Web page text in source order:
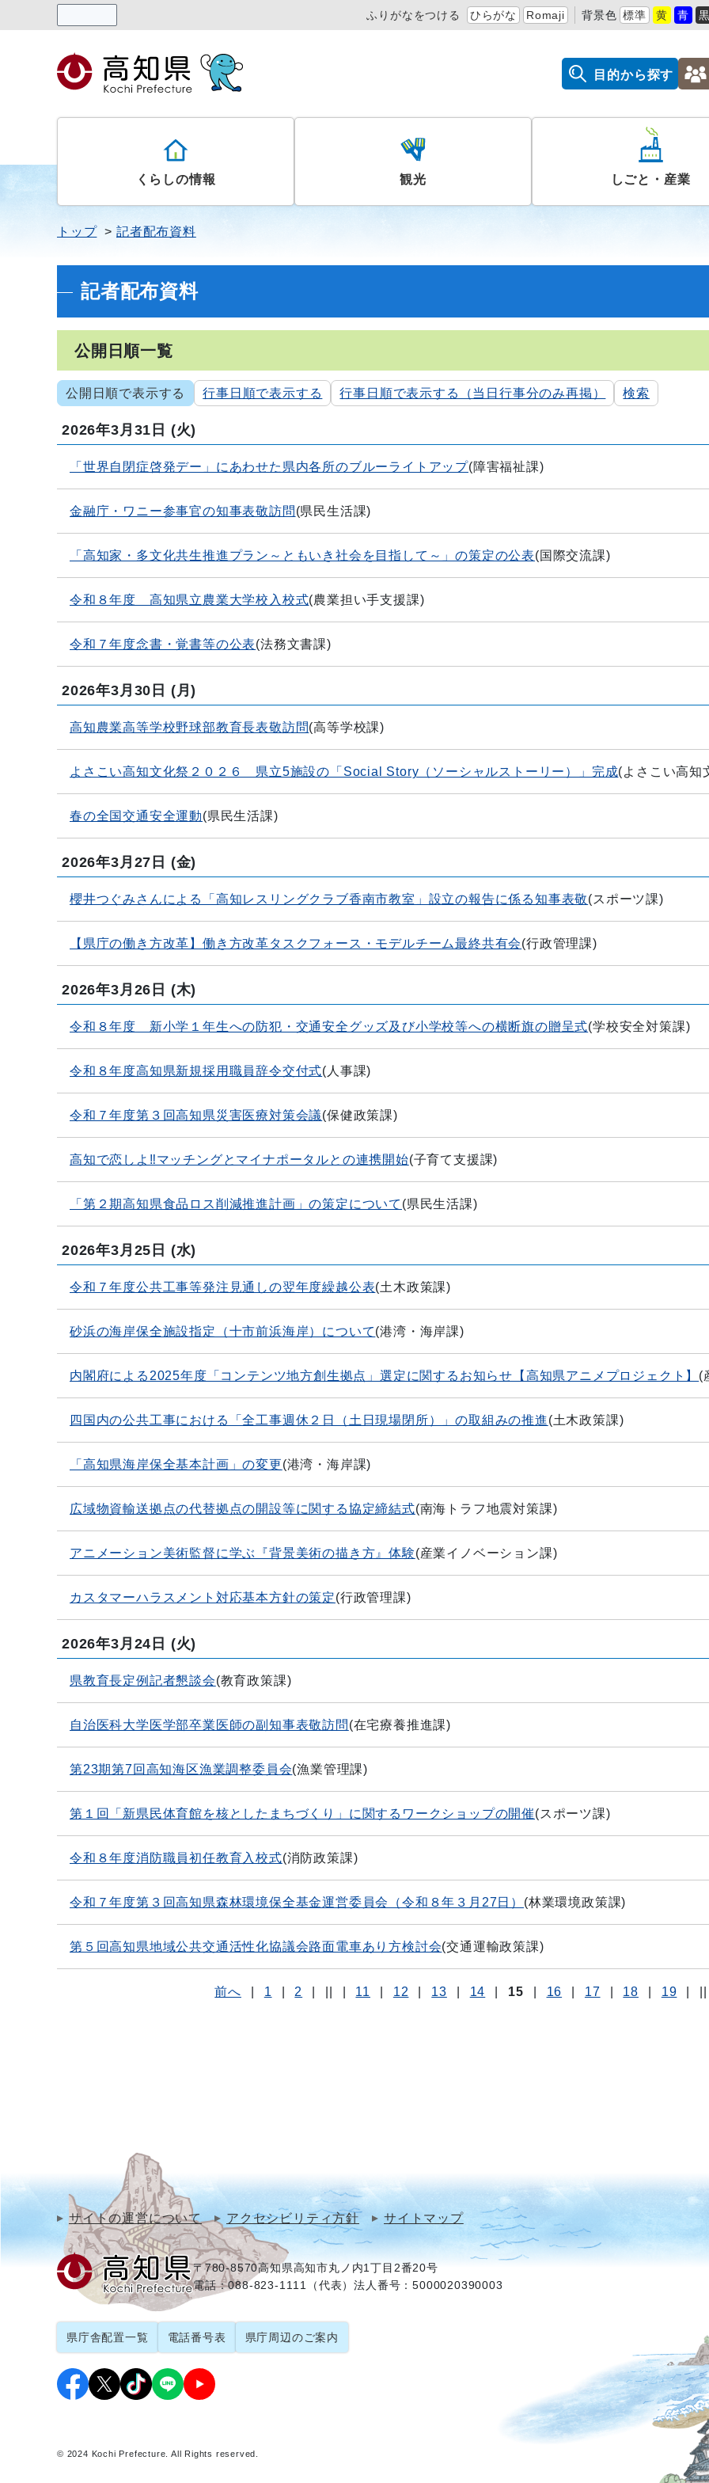
ふりがなをつける ひらがな Romaji 背景色 標準 黄 青 黒
目的から探す
くらしの情報 観光 しごと・産業
トップ 記者配布資料
記者配布資料
公開日順一覧
公開日順で表示する 行事日順で表示する 行事日順で表示する（当日行事分のみ再掲） 検索
2026年3月31日 (火)
「世界自閉症啓発デー」にあわせた県内各所のブルーライトアップ(障害福祉課)
金融庁・ワニー参事官の知事表敬訪問 (県民生活課)
「高知家・多文化共生推進プラン～ともいき社会を目指して～」の策定の公表(国際交流課)
令和８年度 高知県立農業大学校入校式(農業担い手支援課)
令和７年度念書・覚書等の公表(法務文書課)
2026年3月30日 (月)
高知農業高等学校野球部教育長表敬訪問(高等学校課)
よさこい高知文化祭２０２６ 県立5施設の「Social Story（ソーシャルストーリー）」完成(よさこい高知
春の全国交通安全運動(県民生活課)
2026年3月27日 (金)
櫻井つぐみさんによる「高知レスリングクラブ香南市教室」設立の報告に係る知事表敬(スポーツ課)
【県庁の働き方改革】働き方改革タスクフォース・モデルチーム最終共有会(行政管理課)
2026年3月26日 (木)
令和８年度 新小学１年生への防犯・交通安全グッズ及び小学校等への横断旗の贈呈式(学校安全対策課)
令和８年度高知県新規採用職員辞令交付式( 人事課)
令和７年度第３回高知県災害医療対策会議(保健政策課)
高知で恋しよ‼マッチングとマイナポータルとの連携開始(子育て支援課)
「第２期高知県食品ロス削減推進計画」の策定について (県民生活課)
2026年3月25日 (水)
令和７年度公共工事等発注見通しの翌年度繰越公表(土木政策課)
砂浜の海岸保全施設指定（十市前浜海岸）について(港湾・海岸課)
内閣府による2025年度「コンテンツ地方創生拠点」選定に関するお知らせ【高知県アニメプロジェクト】 (
四国内の公共工事における「全工事週休２日（土日現場閉所）」の取組みの推進(土木政策課)
「高知県海岸保全基本計画」の変更(港湾・海岸課)
広域物資輸送拠点の代替拠点の開設等に関する協定締結式(南海トラフ地震対策課)
アニメーション美術監督に学ぶ『背景美術の描き方』体験(産業イノベーション課)
カスタマーハラスメント対応基本方針の策定(行政管理課)
2026年3月24日 (火)
県教育長定例記者懇談会(教育政策課)
自治医科大学医学部卒業医師の副知事表敬訪問 (在宅療養推進課)
第23期第7回高知海区漁業調整委員会(漁業管理課)
第１回「新県民体育館を核としたまちづくり」に関するワークショップの開催(スポーツ課)
令和８年度消防職員初任教育入校式(消防政策課)
令和７年度第３回高知県森林環境保全基金運営委員会（令和８年３月27日） (林業環境政策課)
第５回高知県地域公共交通活性化協議会路面電車あり方検討会(交通運輸政策課)
前へ 1 2 11 12 13 14 15 16 17 18 19
サイトの運営について アクセシビリティ方針 サイトマップ
〒780-8570高知県高知市丸ノ内1丁目2番20号
電話：088-823-1111（代表）法人番号：5000020390003
県庁舎配置一覧 電話番号表 県庁周辺のご案内
© 2024 Kochi Prefecture. All Rights reserved.